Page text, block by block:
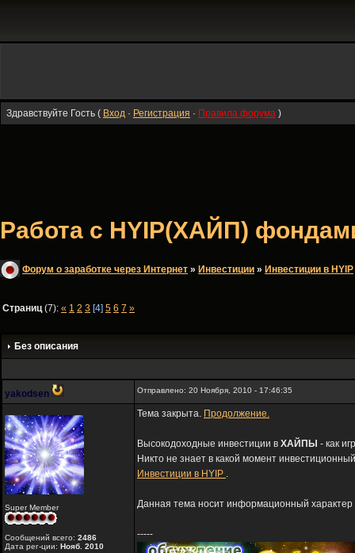
Здравствуйте Гость ( Вход · Регистрация · Правила форума )
Работа с HYIP(ХАЙП)
Форум о заработке через Интернет » Инвестиции » Инвестиции в HYIP
Страниц(7): « 1 2 3 [4] 5 6 7 »
Без описания
yakodsen Отправлено: 20 Ноября, 2010 - 17:46:35
Super Member
Сообщений всего: 2486
Дата рег-ции: Нояб. 2010
Тема закрыта. Продолжение.
Высокодоходные инвестиции в ХАЙПЫ - как
Никто не знает в какой момент
Инвестиции в HYIP .
Данная тема носит информационный характер
-----